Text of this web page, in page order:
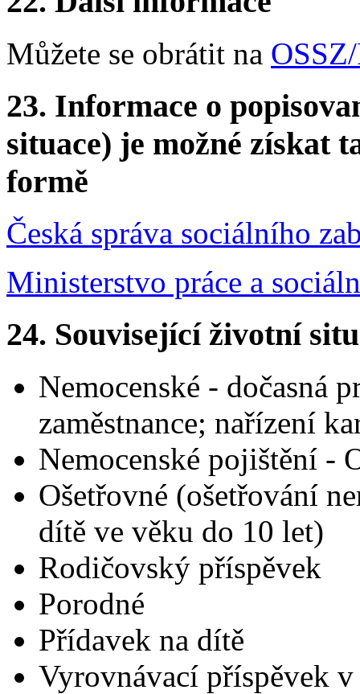
Můžete se obrátit na
23. Informace o
situace) je možné získat
formě
Česká správa sociálního
Ministerstvo práce a
24. Související životní
Nemocenské - dočasná
zaměstnance; nařízení
Nemocenské pojištění -
Ošetřovné (ošetřování
dítě ve věku do 10 let)
Rodičovský příspěvek
Porodné
Přídavek na dítě
Vyrovnávací příspěvek